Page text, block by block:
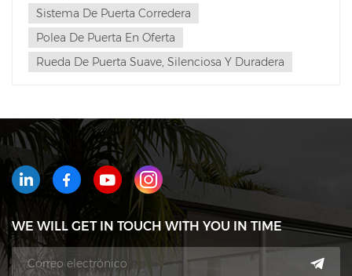
Sistema De Puerta Corredera
Polea De Puerta En Oferta
Rueda De Puerta Suave, Silenciosa Y Duradera
WE WILL GET IN TOUCH WITH YOU IN TIME